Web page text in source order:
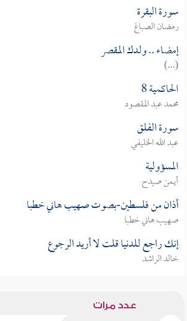
سورة البقرة
رمضان الصباغ
إمضاء .. ولدك المقصر
(...)
الحاكمية 8
محمد عبد المقصود
سورة الفلق
عبد الله الخليفي
المسؤولية
أيمن صيدح
أذان من فلسطين-بصوت صهيب هاني خطبا
صهيب هاني خطبا
إنك راجع للدنيا قلت لا أريد الرجوع
خالد الراشد
عدد مرات